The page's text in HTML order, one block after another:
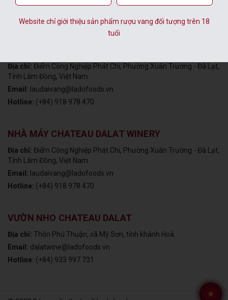
Email:dalatwine@ladofoods.vn
Hotline:
(0263)3 520 290
Địa chỉ: Điểm Công Nghiệp Phát Chi, Phường Xuân Trường - Đà Lạt,
Tỉnh Lâm Đồng, Việt Nam
Email: laudaivang@ladofoods.vn
Hotline: (+84) 918 978 470
NHÀ MÁY CHATEAU DALAT WINERY
Địa chỉ: Điểm Công Nghiệp Phát Chi, Phường Xuân Trường - Đà Lạt,
Tỉnh Lâm Đồng, Việt Nam
Email: laudaivang@ladofoods.vn
Hotline: (+84) 918 978 470
VƯỜN NHO CHATEAU DALAT
Địa chỉ: Thôn Phú Thuận, xã Mỹ Sơn, tỉnh khánh Hoà
Email: dalatwine@ladofoods.vn
Hotline: (+84) 933 997 731
Website chỉ giới thiệu sản phẩm rượu vang đối tượng trên 18
tuổi